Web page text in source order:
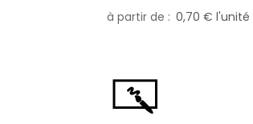
à partir de
0,70 € l'unité